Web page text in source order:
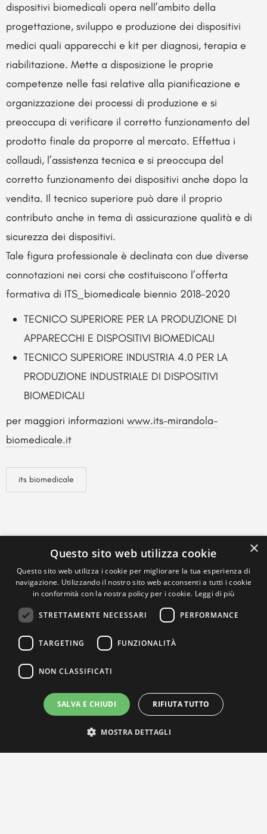
dispositivi biomedicali opera nell’ambito della
progettazione, sviluppo e produzione dei dispositivi
medici quali apparecchi e kit per diagnosi, terapia e
riabilitazione. Mette a disposizione le proprie
competenze nelle fasi relative alla pianificazione e
organizzazione dei processi di produzione e si
preoccupa di verificare il corretto funzionamento del
prodotto finale da proporre al mercato. Effettua i
collaudi, l’assistenza tecnica e si preoccupa del
corretto funzionamento dei dispositivi anche dopo la
vendita. Il tecnico superiore può dare il proprio
contributo anche in tema di assicurazione qualità e di
sicurezza dei dispositivi.
Tale figura professionale è declinata con due diverse
connotazioni nei corsi che costituiscono l’offerta
formativa di ITS_biomedicale biennio 2018-2020
TECNICO SUPERIORE PER LA PRODUZIONE DI
APPARECCHI E DISPOSITIVI BIOMEDICALI
TECNICO SUPERIORE INDUSTRIA 4.0 PER LA
PRODUZIONE INDUSTRIALE DI DISPOSITIVI
BIOMEDICALI
per maggiori informazioni www.its-mirandola-
biomedicale.it
its biomedicale
×
Questo sito web utilizza cookie
Questo sito web utilizza i cookie per migliorare la tua esperienza di
navigazione. Utilizzando il nostro sito web acconsenti a tutti i cookie
in conformità con la nostra policy per i cookie. Leggi di più
STRETTAMENTE NECESSARI PERFORMANCE
TARGETING FUNZIONALITÀ
NON CLASSIFICATI
SALVA E CHIUDI RIFIUTA TUTTO
MOSTRA DETTAGLI